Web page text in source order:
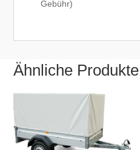
Gebühr)
Ähnliche Produkte